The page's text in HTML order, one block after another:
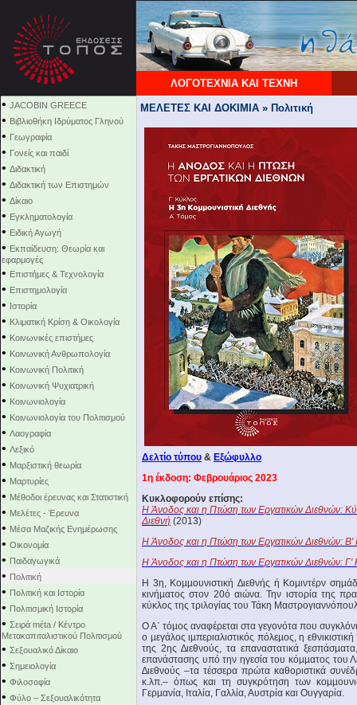
ΛΟΓΟΤΕΧΝΙΑ ΚΑΙ ΤΕΧΝΗ
• JACOBIN GREECE
• Βιβλιοθήκη Ιδρύματος Γληνού
• Γεωγραφία
• Γονείς και παιδί
• Διδακτική
• Διδακτική των Επιστημών
• Δίκαιο
• Εγκληματολογία
• Ειδική Αγωγή
• Εκπαίδευση: Θεωρία και
εφαρμογές
• Επιστήμες & Τεχνολογία
• Επιστημολογία
• Ιστορία
• Κλιματική Κρίση & Οικολογία
• Κοινωνικές επιστήμες
• Κοινωνική Ανθρωπολογία
• Κοινωνική Πολιτική
• Κοινωνική Ψυχιατρική
• Κοινωνιολογία
• Κοινωνιολογία του Πολιτισμού
• Λαογραφία
• Λεξικό
• Μαρξιστική θεωρία
• Μαρτυρίες
• Μέθοδοι έρευνας και Στατιστική
• Μελέτες - Έρευνα
• Μέσα Μαζικής Ενημέρωσης
• Οικονομία
• Παιδαγωγικά
• Πολιτική
• Πολιτική και Ιστορία
• Πολιτισμική Ιστορία
• Σειρά mέta / Κέντρο
Μετακαπιταλιστικού Πολιτισμού
• Σεξουαλικό Δίκαιο
• Σημειολογία
• Φιλοσοφία
• Φύλο – Σεξουαλικότητα
ΜΕΛΕΤΕΣ ΚΑΙ ΔΟΚΙΜΙΑ » Πολιτική
Δελτίο τύπου & Εξώφυλλο
1η έκδοση: Φεβρουάριος 2023
Κυκλοφορούν επίσης:
Η Άνοδος και η Πτώση των Εργατικών Διεθνών:
Διεθνή (2013)
Η Άνοδος και η Πτώση των Εργατικών Διεθνών: Β'
Η Άνοδος και η Πτώση των Εργατικών Διεθνών: Γ'
Η 3η, Κοµµουνιστική ∆ιεθνής ή Κοµιντέρν
κινήµατος στον 20ό αιώνα. Την ιστορία της
κύκλος της τριλογίας του Τάκη
Ο Α΄ τόµος αναφέρεται στα γεγονότα που
ο µεγάλος ιµπεριαλιστικός πόλεµος, η
της 2ης ∆ιεθνούς, τα επαναστατικά
επανάστασης υπό την ηγεσία του κόµµατος του
∆ιεθνούς –τα τέσσερα πρώτα καθοριστικά
κ.λπ.– όπως και τη συγκρότηση των
Γερµανία, Ιταλία, Γαλλία, Αυστρία και Ουγγαρία.